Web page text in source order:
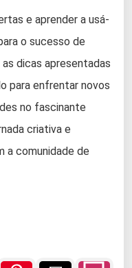
e aprender a usá-
o sucesso de
dicas apresentadas
para enfrentar novos
no fascinante
criativa e
a comunidade de